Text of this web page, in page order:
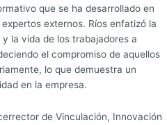
que se ha desarrollado en
externos. Ríos enfatizó la
la vida de los trabajadores a
el compromiso de aquellos
lo que demuestra un
en la empresa.
de Vinculación, Innovación